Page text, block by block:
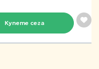
Купете сега